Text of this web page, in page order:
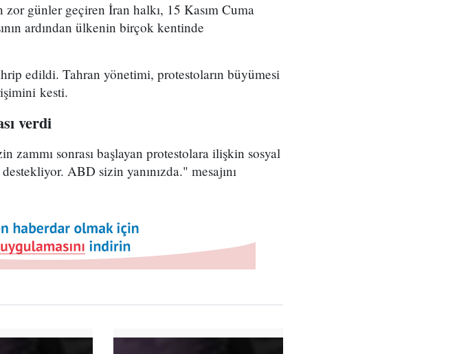
zor günler geçiren İran halkı, 15 Kasım Cuma
ardından ülkenin birçok kentinde
edildi. Tahran yönetimi, protestoların büyümesi
kesti.
verdi
zammı sonrası başlayan protestolara ilişkin sosyal
ABD sizin yanınızda." mesajını